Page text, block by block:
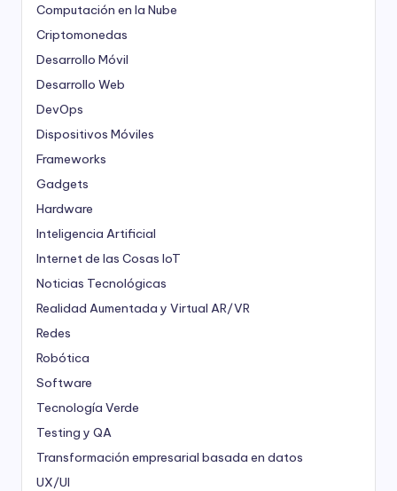
Computación en la Nube
Criptomonedas
Desarrollo Móvil
Desarrollo Web
DevOps
Dispositivos Móviles
Frameworks
Gadgets
Hardware
Inteligencia Artificial
Internet de las Cosas IoT
Noticias Tecnológicas
Realidad Aumentada y Virtual AR/VR
Redes
Robótica
Software
Tecnología Verde
Testing y QA
Transformación empresarial basada en datos
UX/UI